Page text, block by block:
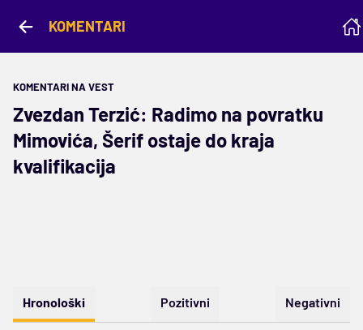
KOMENTARI
KOMENTARI NA VEST
Zvezdan Terzić: Radimo na povratku
Mimovića, Šerif ostaje do kraja
kvalifikacija
Hronološki Pozitivni Negativni